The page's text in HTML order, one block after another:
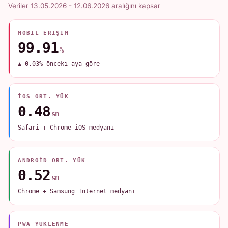
Veriler 13.05.2026 - 12.06.2026 aralığını kapsar
MOBIL ERIŞIM
99.91%
▲ 0.03% önceki aya göre
IOS ORT. YÜK
0.48 sn
Safari + Chrome iOS medyanı
ANDROID ORT. YÜK
0.52 sn
Chrome + Samsung Internet medyanı
PWA YÜKLENME